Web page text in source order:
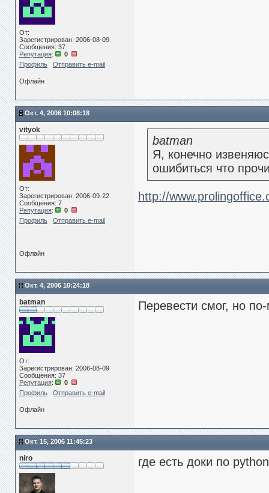
От:
Зарегистрирован: 2006-08-09
Сообщения: 37
Репутация:
0
Профиль
Отправить e-mail
Офлайн
Окт. 4, 2006 10:08:18
vityok
От:
Зарегистрирован: 2006-09-22
Сообщения: 7
Репутация:
0
Профиль
Отправить e-mail
batman
Я, конечно
ошибиться что
http://
Офлайн
Окт. 4, 2006 10:24:18
batman
От:
Зарегистрирован: 2006-08-09
Сообщения: 37
Репутация:
0
Профиль
Отправить e-mail
Перевести смог, но
Офлайн
Окт. 15, 2006 11:45:23
niro где есть доки по